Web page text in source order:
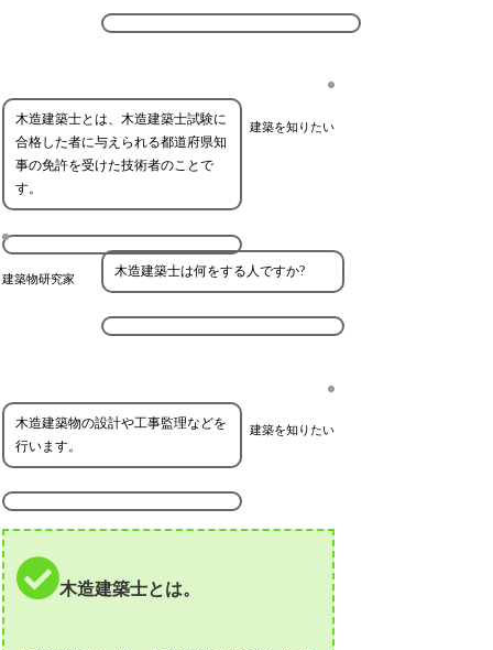
建築を知りたい
木造建築士とは、木造建築士試験に
合格した者に与えられる都道府県知
事の免許を受けた技術者のことで
す。
建築物研究家 木造建築士は何をする人ですか?
建築を知りたい
木造建築物の設計や工事監理などを
行います。
木造建築士とは。